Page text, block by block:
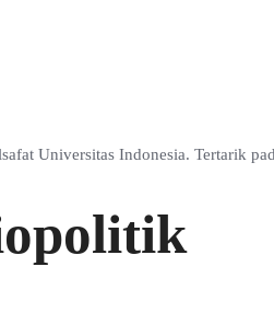
Universitas Indonesia. Tertarik